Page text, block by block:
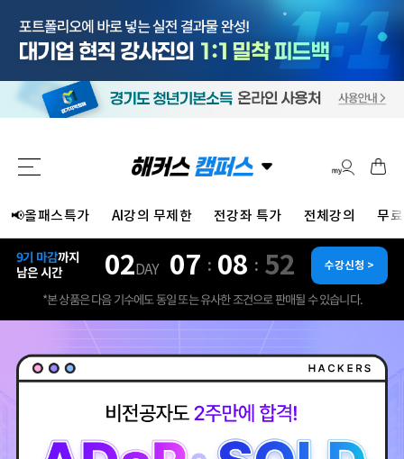
📢올패스특가 AI강의 무제한 전강좌 특가 전체강의 무
9기 마감까지
남은 시간
02 DAY 07 : 08 : 50 수강신청 >
*본 상품은 다음 기수에도 동일 또는 유사한 조건으로 판매될 수 있습니다.